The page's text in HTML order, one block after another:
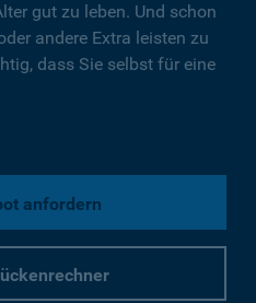
gut zu leben. Und schon
andere Extra leisten zu
dass Sie selbst für eine
anfordern